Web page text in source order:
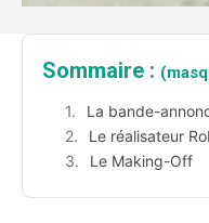
Sommaire :
La bande-
Le réalisateur
Le Making-Off